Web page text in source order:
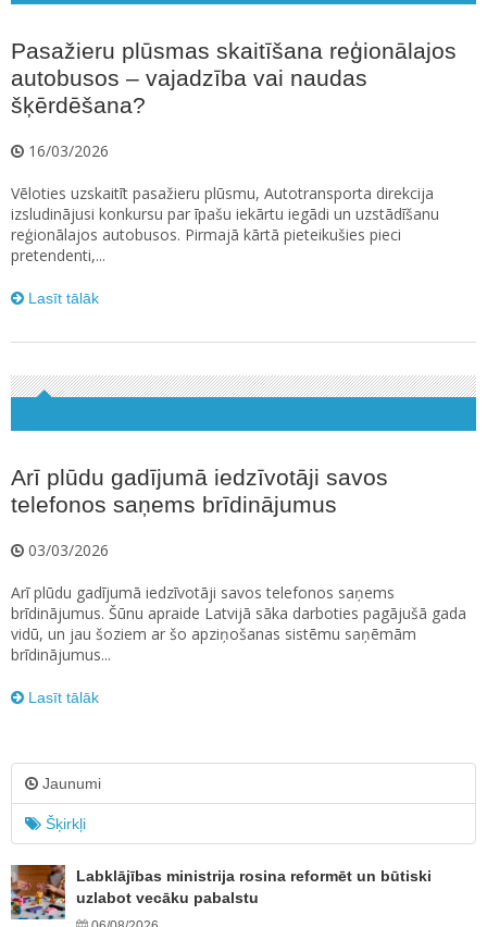
Pasažieru plūsmas skaitīšana reģionālajos
autobusos – vajadzība vai naudas
šķērdēšana?
16/03/2026
Vēloties uzskaitīt pasažieru plūsmu, Autotransporta direkcija
izsludinājusi konkursu par īpašu iekārtu iegādi un uzstādīšanu
reģionālajos autobusos. Pirmajā kārtā pieteikušies pieci
pretendenti,...
Lasīt tālāk
Arī plūdu gadījumā iedzīvotāji savos
telefonos saņems brīdinājumus
03/03/2026
Arī plūdu gadījumā iedzīvotāji savos telefonos saņems
brīdinājumus. Šūnu apraide Latvijā sāka darboties pagājušā gada
vidū, un jau šoziem ar šo apziņošanas sistēmu saņēmām
brīdinājumus...
Lasīt tālāk
Jaunumi
Šķirkļi
Labklājības ministrija rosina reformēt un būtiski
uzlabot vecāku pabalstu